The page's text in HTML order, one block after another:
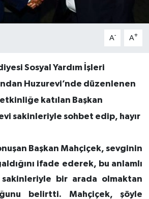
A- A+
Sosyal Yardım İşleri
Huzurevi’nde düzenlenen
etkinliğe katılan Başkan
sakinleriyle sohbet edip, hayır
Başkan Mahçiçek, sevginin
ifade ederek, bu anlamlı
bir arada olmaktan
belirtti. Mahçiçek, şöyle